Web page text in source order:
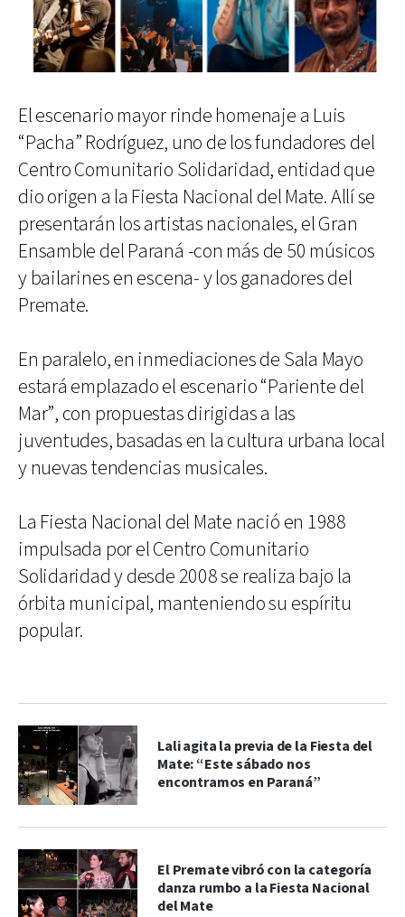
El escenario mayor rinde homenaje a Luis
“Pacha” Rodríguez, uno de los fundadores del
Centro Comunitario Solidaridad, entidad que
dio origen a la Fiesta Nacional del Mate. Allí se
presentarán los artistas nacionales, el Gran
Ensamble del Paraná -con más de 50 músicos
y bailarines en escena- y los ganadores del
Premate.
En paralelo, en inmediaciones de Sala Mayo
estará emplazado el escenario “Pariente del
Mar”, con propuestas dirigidas a las
juventudes, basadas en la cultura urbana local
y nuevas tendencias musicales.
La Fiesta Nacional del Mate nació en 1988
impulsada por el Centro Comunitario
Solidaridad y desde 2008 se realiza bajo la
órbita municipal, manteniendo su espíritu
popular.
Lali agita la previa de la Fiesta del
Mate: “Este sábado nos
encontramos en Paraná”
El Premate vibró con la categoría
danza rumbo a la Fiesta Nacional
del Mate